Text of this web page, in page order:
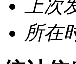
上次
所在